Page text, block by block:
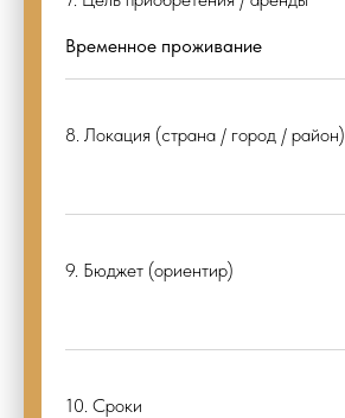
8. Локация (страна / город / район)
9. Бюджет (ориентир)
10. Сроки